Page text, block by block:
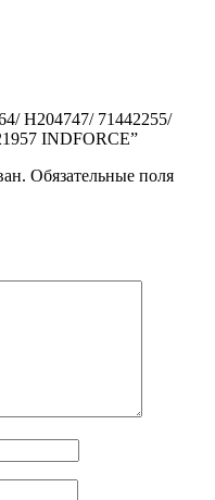
H204747/ 71442255/
INDFORCE”
Обязательные поля